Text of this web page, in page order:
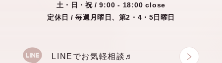
土・日・祝 /9:00 - 18:00 close
定休日 / 毎週月曜日、第2・4・5日曜日
LINEでお気軽相談♬